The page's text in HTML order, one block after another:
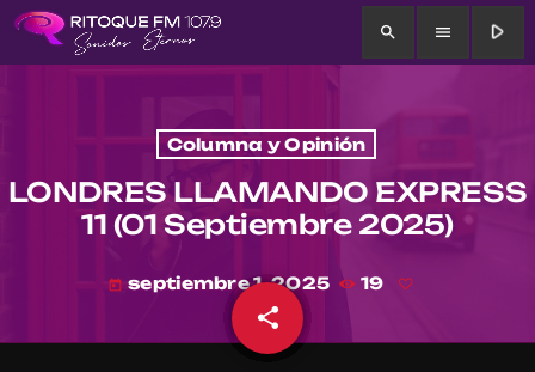
search menu play_arrow
Columna y Opinión
LONDRES LLAMANDO EXPRESS
11 (01 Septiembre 2025)
today septiembre 1, 2025 19
share
email